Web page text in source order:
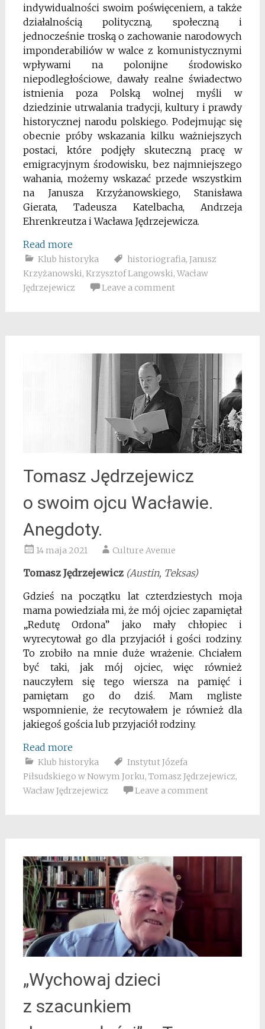
indywidualności swoim poświęceniem, a także
działalnością polityczną, społeczną i
jednocześnie troską o zachowanie narodowych
imponderabiliów w walce z komunistycznymi
wpływami na polonijne środowisko
niepodległościowe, dawały realne świadectwo
istnienia poza Polską wolnej myśli w
dziedzinie utrwalania tradycji, kultury i prawdy
historycznej narodu polskiego. Podejmując się
obecnie próby wskazania kilku ważniejszych
postaci, które podjęły skuteczną pracę w
emigracyjnym środowisku, bez najmniejszego
wahania, możemy wskazać przede wszystkim
na Janusza Krzyżanowskiego, Stanisława
Gierata, Tadeusza Katelbacha, Andrzeja
Ehrenkreutza i Wacława Jędrzejewicza.
Read more
Klub historyka historiografia, Janusz
Krzyżanowski, Krzysztof Langowski, Wacław
Jędrzejewicz
Leave a comment
Tomasz Jędrzejewicz
o swoim ojcu Wacławie.
Anegdoty.
14 maja 2021 Culture Avenue
Tomasz Jędrzejewicz (Austin, Teksas)
Gdzieś na początku lat czterdziestych moja
mama powiedziała mi, że mój ojciec zapamiętał
„Redutę Ordona” jako mały chłopiec i
wyrecytował go dla przyjaciół i gości rodziny.
To zrobiło na mnie duże wrażenie. Chciałem
być taki, jak mój ojciec, więc również
nauczyłem się tego wiersza na pamięć i
pamiętam go do dziś.
Mam mgliste
wspomnienie, że recytowałem je również dla
jakiegoś gościa lub przyjaciół rodziny.
Read more
Klub historyka
Instytut Józefa
Piłsudskiego w Nowym Jorku, Tomasz Jędrzejewicz,
Wacław Jędrzejewicz
Leave a comment
„Wychowaj dzieci
z szacunkiem